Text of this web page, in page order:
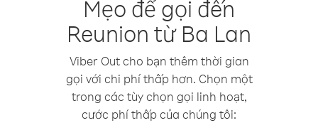
Mẹo để gọi đến
Reunion từ Ba Lan
Viber Out cho bạn thêm thời gian
gọi với chi phí thấp hơn. Chọn một
trong các tùy chọn gọi linh hoạt,
cước phí thấp của chúng tôi: